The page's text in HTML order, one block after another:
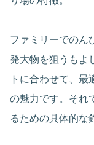
ファミリーでのん
発大物を狙うもよ
トに合わせて、
の魅力です。それ
るための具体的な